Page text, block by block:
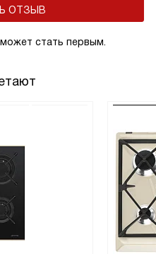
ОТЗЫВ
стать первым.